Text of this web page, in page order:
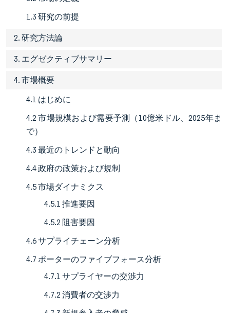
1.3 研究の前提
2. 研究方法論
3. エグゼクティブサマリー
4. 市場概要
4.1 はじめに
4.2 市場規模および需要予測（10億米ドル、2025年ま
で）
4.3 最近のトレンドと動向
4.4 政府の政策および規制
4.5 市場ダイナミクス
4.5.1 推進要因
4.5.2 阻害要因
4.6 サプライチェーン分析
4.7 ポーターのファイブフォース分析
4.7.1 サプライヤーの交渉力
4.7.2 消費者の交渉力